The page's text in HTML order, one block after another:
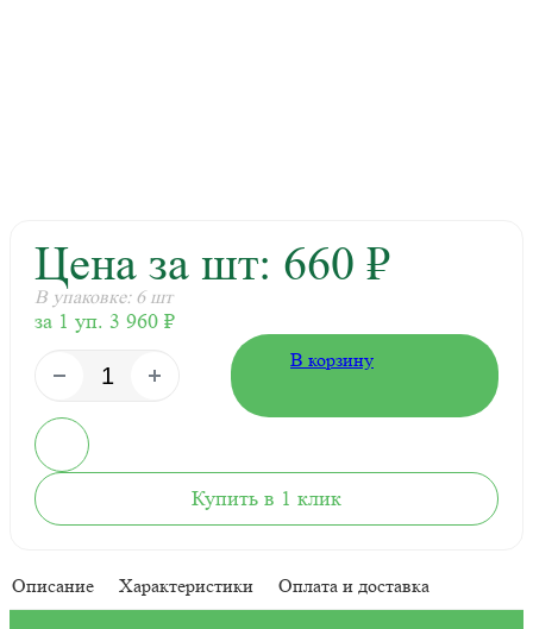
Цена за шт: 660 ₽
В упаковке: 6 шт
за 1 уп. 3 960 ₽
В корзину
Купить в 1 клик
Описание Характеристики Оплата и доставка